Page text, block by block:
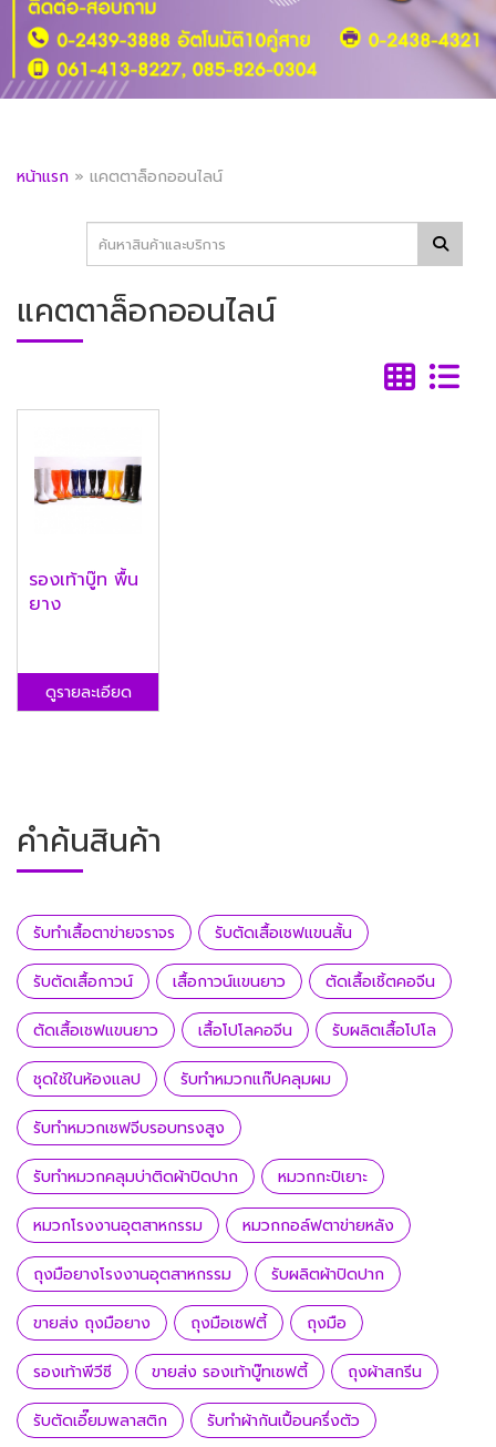
หน้าแรก » แคตตาล็อกออนไลน์
แคตตาล็อกออนไลน์
รองเท้าบู๊ท พื้น
ยาง
ดูรายละเอียด
คำค้นสินค้า
รับทำเสื้อตาข่ายจราจร รับตัดเสื้อเชฟแขนสั้น
รับตัดเสื้อกาวน์ เสื้อกาวน์แขนยาว ตัดเสื้อเชิ้ตคอจีน
ตัดเสื้อเชฟแขนยาว เสื้อโปโลคอจีน รับผลิตเสื้อโปโล
ชุดใช้ในห้องแลป รับทำหมวกแก๊ปคลุมผม
รับทำหมวกเชฟจีบรอบทรงสูง
รับทำหมวกคลุมบ่าติดผ้าปิดปาก หมวกกะปิเยาะ
หมวกโรงงานอุตสาหกรรม หมวกกอล์ฟตาข่ายหลัง
ถุงมือยางโรงงานอุตสาหกรรม รับผลิตผ้าปิดปาก
ขายส่ง ถุงมือยาง ถุงมือเซฟตี้ ถุงมือ
รองเท้าพีวีซี ขายส่ง รองเท้าบู๊ทเซฟตี้ ถุงผ้าสกรีน
รับตัดเอี๊ยมพลาสติก รับทำผ้ากันเปื้อนครึ่งตัว